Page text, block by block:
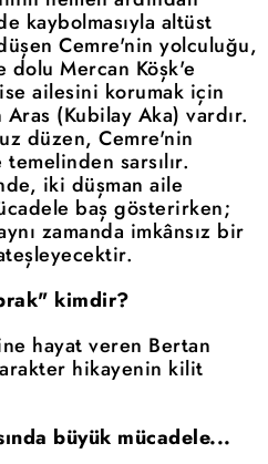
kaybolmasıyla altüst
Cemre'nin yolculuğu,
dolu Mercan Köşk'e
ailesini korumak için
(Kubilay Aka) vardır.
düzen, Cemre'nin
sarsılır.
iki düşman aile
baş gösterirken;
zamanda imkânsız bir
ateşleyecektir.
kimdir?
hayat veren Bertan
hikayenin kilit
büyük mücadele...